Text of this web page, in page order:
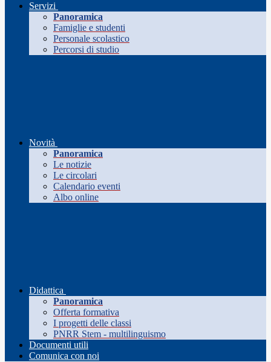
Servizi
Panoramica
Famiglie e studenti
Personale scolastico
Percorsi di studio
Novità
Panoramica
Le notizie
Le circolari
Calendario eventi
Albo online
Didattica
Panoramica
Offerta formativa
I progetti delle classi
PNRR Stem - multilinguismo
Documenti utili
Comunica con noi